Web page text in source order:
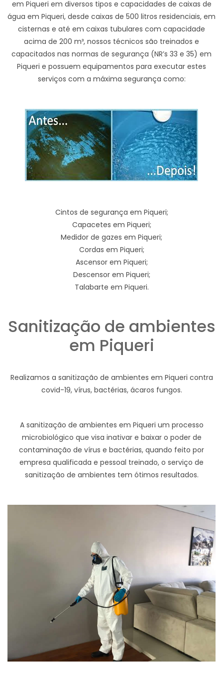
em Piqueri em diversos tipos e capacidades de caixas de
água em Piqueri, desde caixas de 500 litros residenciais, em
cisternas e até em caixas tubulares com capacidade
acima de 200 m³, nossos técnicos são treinados e
capacitados nas normas de segurança (NR’s 33 e 35) em
Piqueri e possuem equipamentos para executar estes
serviços com a máxima segurança como:
Cintos de segurança em Piqueri;
Capacetes em Piqueri;
Medidor de gazes em Piqueri;
Cordas em Piqueri;
Ascensor em Piqueri;
Descensor em Piqueri;
Talabarte em Piqueri.
Sanitização de ambientes
em Piqueri
Realizamos a sanitização de ambientes em Piqueri contra
covid-19, vírus, bactérias, ácaros fungos.
A sanitização de ambientes em Piqueri um processo
microbiológico que visa inativar e baixar o poder de
contaminação de vírus e bactérias, quando feito por
empresa qualificada e pessoal treinado, o serviço de
sanitização de ambientes tem ótimos resultados.